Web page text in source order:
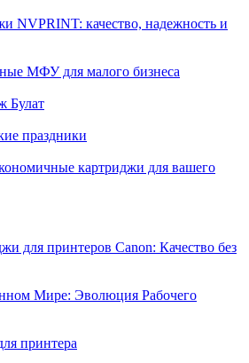
NVPRINT: качество, надежность и
МФУ для малого бизнеса
Булат
праздники
картриджи для вашего
для принтеров Canon: Качество без
Мире: Эволюция Рабочего
принтера